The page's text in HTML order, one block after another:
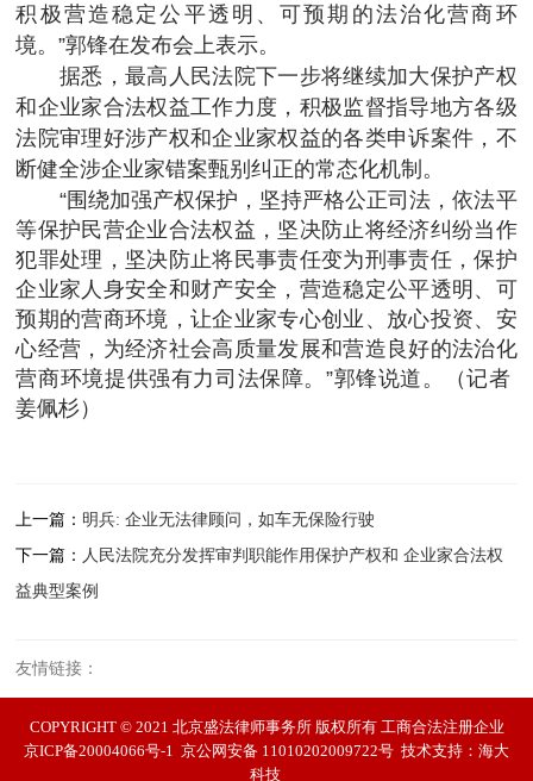
积极营造稳定公平透明、可预期的法治化营商环
境。”郭锋在发布会上表示。
据悉，最高人民法院下一步将继续加大保护产权
和企业家合法权益工作力度，积极监督指导地方各级
法院审理好涉产权和企业家权益的各类申诉案件，不
断健全涉企业家错案甄别纠正的常态化机制。
“围绕加强产权保护，坚持严格公正司法，依法平
等保护民营企业合法权益，坚决防止将经济纠纷当作
犯罪处理，坚决防止将民事责任变为刑事责任，保护
企业家人身安全和财产安全，营造稳定公平透明、可
预期的营商环境，让企业家专心创业、放心投资、安
心经营，为经济社会高质量发展和营造良好的法治化
营商环境提供强有力司法保障。”郭锋说道。（记者
姜佩杉）
上一篇： 明兵: 企业无法律顾问，如车无保险行驶
下一篇： 人民法院充分发挥审判职能作用保护产权和 企业家合法权
益典型案例
友情链接：
COPYRIGHT © 2021 北京盛法律师事务所 版权所有 工商合法注册企业
京ICP备20004066号-1 京公网安备 11010202009722号 技术支持： 海大
科技